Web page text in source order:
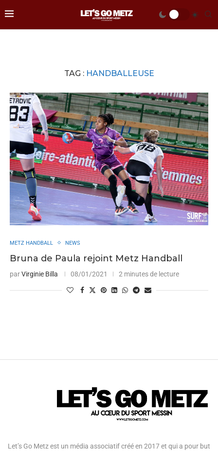
TAG : HANDBALLEUSE
METZ HANDBALL NEWS
Bruna de Paula rejoint Metz Handball
parVirginie Billa 08/01/2021 2 minutes de lecture
Let’s Go Metz est un média associatif créé en 2017 et qui a pour but